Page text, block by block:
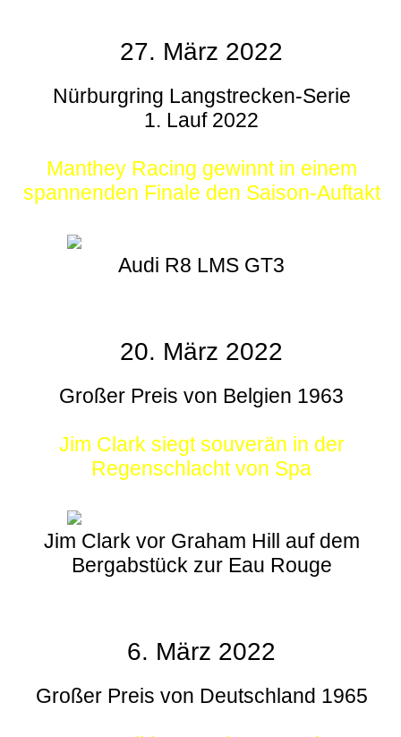
27. März 2022
Nürburgring Langstrecken-Serie
1. Lauf 2022
Manthey Racing gewinnt in einem
spannenden Finale den Saison-Auftakt
Audi R8 LMS GT3
20. März 2022
Großer Preis von Belgien 1963
Jim Clark siegt souverän in der
Regenschlacht von Spa
Jim Clark vor Graham Hill auf dem
Bergabstück zur Eau Rouge
6. März 2022
Großer Preis von Deutschland 1965